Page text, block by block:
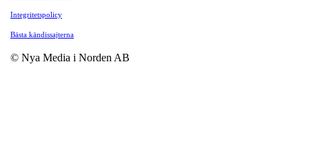
Integritetspolicy
Bästa kändissajterna
© Nya Media i Norden AB